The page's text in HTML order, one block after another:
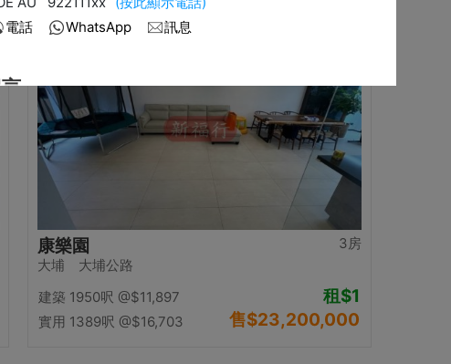
3房
康樂園
大埔 大埔公路
建築 1950呎 @$11,897
實用 1389呎 @$16,703
租$1
售$23,200,000